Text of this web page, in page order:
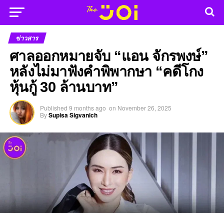
ข่าวสาร
ศาลออกหมายจับ “แอน จักรพงษ์”
หลังไม่มาฟังคำพิพากษา “คดีโกง
หุ้นกู้ 30 ล้านบาท”
Published 9 months ago on November 26, 2025
BySupisa Sigvanich